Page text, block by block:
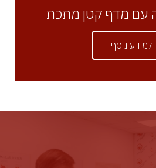
עם מדף קטן מתכת
למידע נוסף